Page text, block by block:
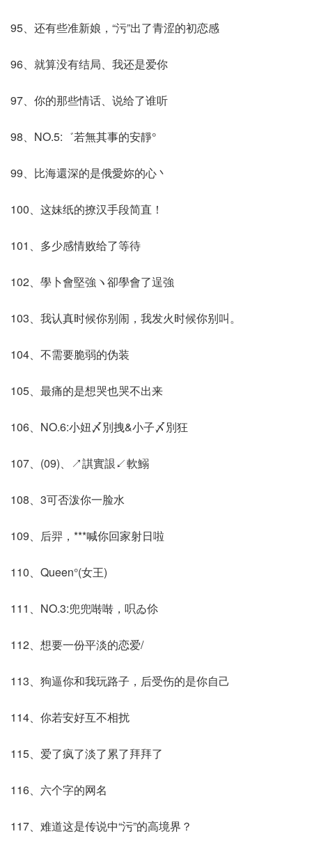
95、还有些准新娘，“污”出了青涩的初恋感
96、就算没有结局、我还是爱你
97、你的那些情话、说给了谁听
98、NO.5:゛若無其事的安靜°
99、比海還深的是俄愛妳的心丶
100、这妹纸的撩汉手段简直！
101、多少感情败给了等待
102、學卜會堅強ヽ卻學會了逞強
103、我认真时候你别闹，我发火时候你别叫。
104、不需要脆弱的伪装
105、最痛的是想哭也哭不出来
106、NO.6:小妞〆別拽&小子〆別狂
107、(09)、↗諆實詪↙軟鰯
108、3可否泼你一脸水
109、后羿，***喊你回家射日啦
110、Queen°(女王)
111、NO.3:兜兜啭啭，呮ゐ伱
112、想要一份平淡的恋爱/
113、狗逼你和我玩路子，后受伤的是你自己
114、你若安好互不相扰
115、爱了疯了淡了累了拜拜了
116、六个字的网名
117、难道这是传说中“污”的高境界？